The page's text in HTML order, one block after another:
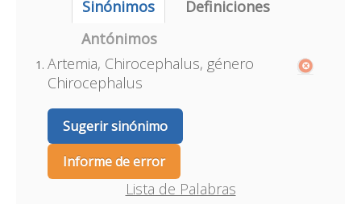
Sinónimos
Definiciones
Antónimos
Artemia, Chirocephalus, género
Chirocephalus
Sugerir sinónimo
Informe de error
Lista de Palabras